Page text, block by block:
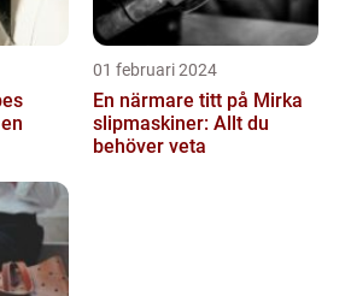
01 februari 2024
En närmare titt på Mirka
slipmaskiner: Allt du
behöver veta